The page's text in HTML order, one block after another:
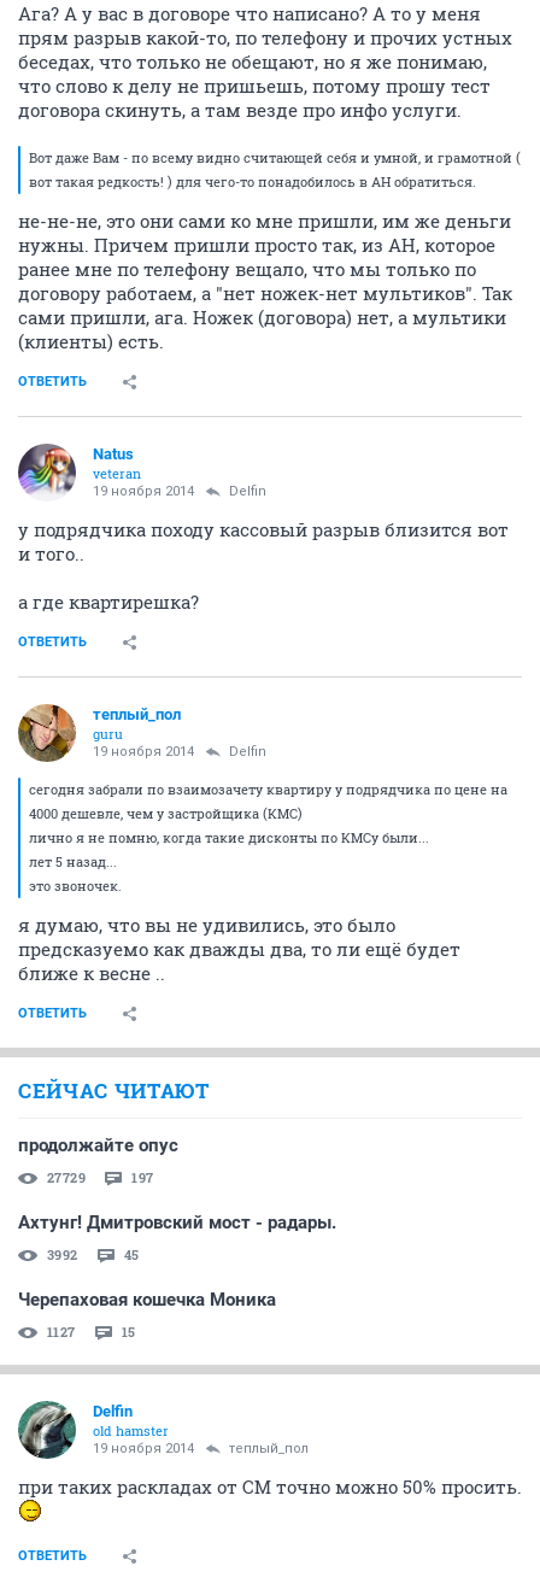
Ага? А у вас в договоре что написано? А то у меня
прям разрыв какой-то, по телефону и прочих устных
беседах, что только не обещают, но я же понимаю,
что слово к делу не пришьешь, потому прошу тест
договора скинуть, а там везде про инфо услуги.
Вот даже Вам - по всему видно считающей себя и умной, и грамотной (
вот такая редкость! ) для чего-то понадобилось в АН обратиться.
не-не-не, это они сами ко мне пришли, им же деньги
нужны. Причем пришли просто так, из АН, которое
ранее мне по телефону вещало, что мы только по
договору работаем, а "нет ножек-нет мультиков". Так
сами пришли, ага. Ножек (договора) нет, а мультики
(клиенты) есть.
ОТВЕТИТЬ
Natus
veteran
19 ноября 2014 Delfin
у подрядчика походу кассовый разрыв близится вот
и того..
а где квартирешка?
ОТВЕТИТЬ
теплый_пол
guru
19 ноября 2014 Delfin
сегодня забрали по взаимозачету квартиру у подрядчика по цене на
4000 дешевле, чем у застройщика (КМС)
лично я не помню, когда такие дисконты по КМСу были...
лет 5 назад...
это звоночек.
я думаю, что вы не удивились, это было
предсказуемо как дважды два, то ли ещё будет
ближе к весне ..
ОТВЕТИТЬ
СЕЙЧАС ЧИТАЮТ
продолжайте опус
27729 197
Ахтунг! Дмитровский мост - радары.
3992 45
Черепаховая кошечка Моника
1127 15
Delfin
old hamster
19 ноября 2014 теплый_пол
при таких раскладах от СМ точно можно 50% просить.
ОТВЕТИТЬ